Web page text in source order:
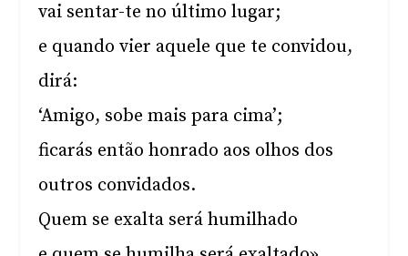
vai sentar-te no último lugar;
e quando vier aquele que te convidou,
dirá:
‘Amigo, sobe mais para cima’;
ficarás então honrado aos olhos dos
outros convidados.
Quem se exalta será humilhado